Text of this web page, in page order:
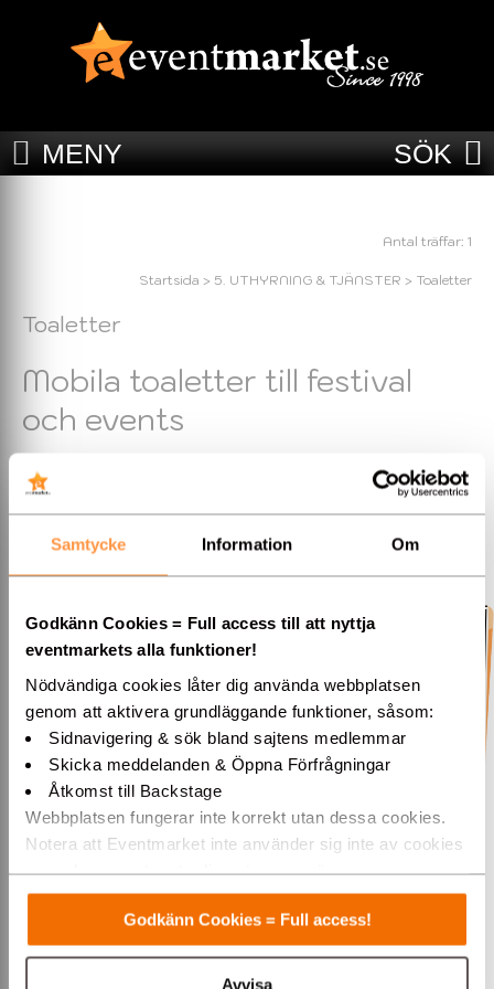
Samtycke Information Om
Godkänn Cookies = Full access till att nyttja
eventmarkets alla funktioner!
Nödvändiga cookies låter dig använda webbplatsen
genom att aktivera grundläggande funktioner, såsom:
Sidnavigering & sök bland sajtens medlemmar
Skicka meddelanden & Öppna Förfrågningar
Åtkomst till Backstage
Webbplatsen fungerar inte korrekt utan dessa cookies.
Notera att Eventmarket inte använder sig inte av cookies
som placeras ut av tredjepartsannonsörer.
Varmt välkommen till Eventmarket!
Godkänn Cookies = Full access!
Avvisa
MENY SÖK
Antal träffar: 1
Startsida > 5. UTHYRNING & TJÄNSTER > Toaletter
Toaletter
Mobila toaletter till festival
och events
Behöver du hyra in mobila toaletter till ditt event, konsert, festival
eller arrangemang? Här hittar du ett flertal toalett
Hyrtoaletten Sverige AB
Kontakta Hyrtoaletten när du vill hyra toaletter till fest, bröllop,
konsert, event och festivaler i hela Sverige.
Service i hela Sverige!